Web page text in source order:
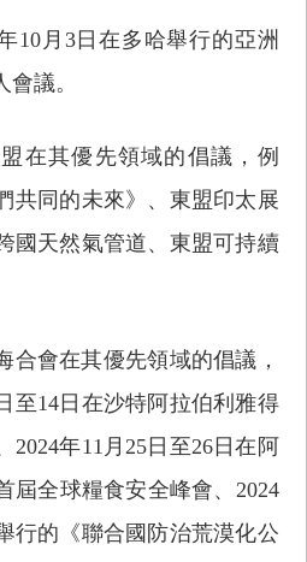
10月3日在多哈舉行的亞洲
議。
在其優先領域的倡議，例
共同的未來》、東盟印太展
國天然氣管道、東盟可持續
合會在其優先領域的倡議，
至14日在沙特阿拉伯利雅得
2024年11月25日至26日在阿
屆全球糧食安全峰會、2024
行的《聯合國防治荒漠化公